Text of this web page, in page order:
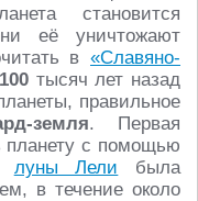
становится
её уничтожают
в «Славяно-
100 тысяч лет назад
правильное
земля. Первая
планету с помощью
луны Лели была
в течение около